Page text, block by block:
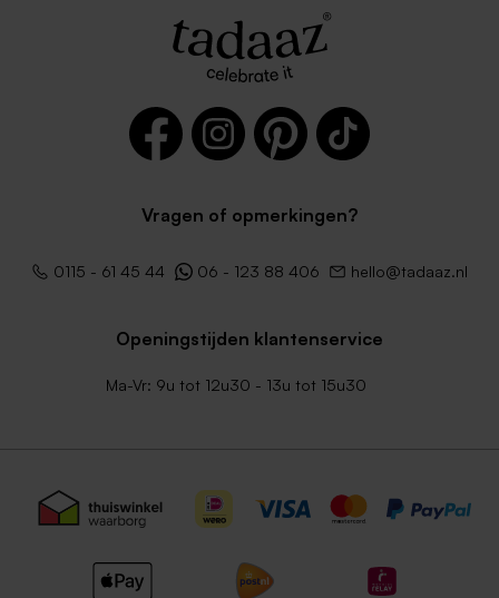
Vragen of opmerkingen?
0115 - 61 45 44 06 - 123 88 406 hello@tadaaz.nl
Openingstijden klantenservice
Ma-Vr: 9u tot 12u30 - 13u tot 15u30